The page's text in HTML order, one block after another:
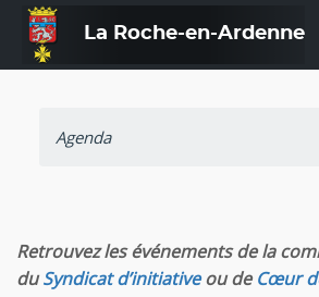
La Roche-en-Ardenne
Agenda
Retrouvez les événements de la
duSyndicat d’initiativeou deCœur